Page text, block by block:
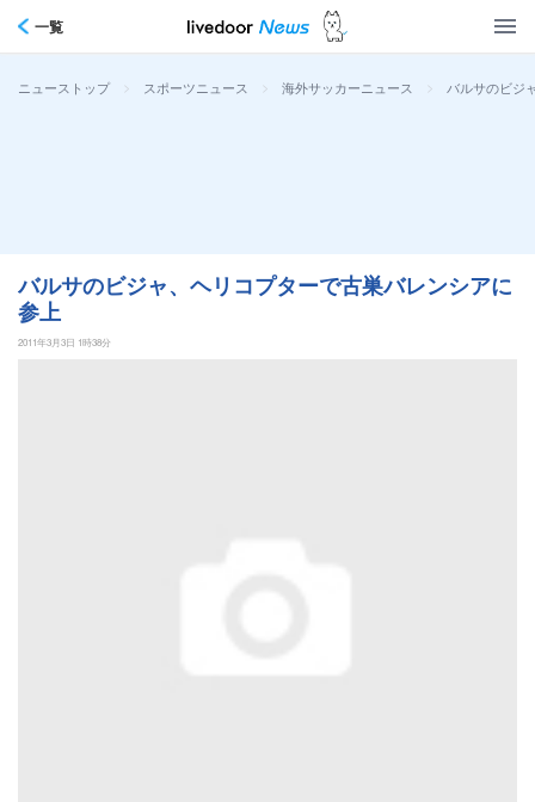
一覧
ニューストップ > スポーツニュース > 海外サッカーニュース > バルサのビジ
バルサのビジャ、ヘリコプターで古巣バレンシアに
参上
2011年3月3日 1時38分